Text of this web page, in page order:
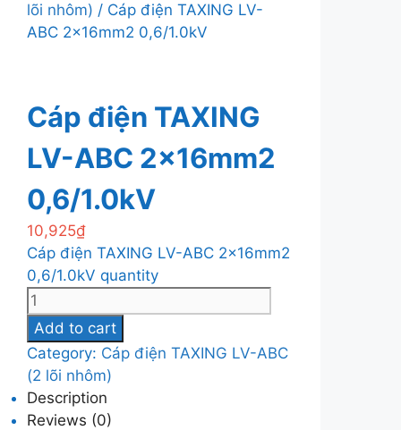
lõi nhôm) / Cáp điện TAXING LV-
ABC 2x16mm2 0,6/1.0kV
Cáp điện TAXING
LV-ABC 2x16mm2
0,6/1.0kV
10,925₫
Cáp điện TAXING LV-ABC 2x16mm2
0,6/1.0kV quantity
Add to cart
Category: Cáp điện TAXING LV-ABC
(2 lõi nhôm)
Description
Reviews (0)